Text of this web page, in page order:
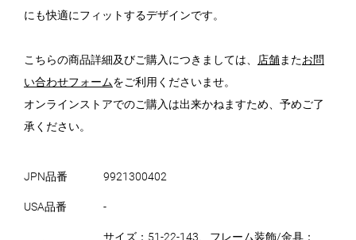
にも快適にフィットするデザインです。
こちらの商品詳細及びご購入につきましては、 店舗またお問
い合わせフォームをご利用くださいませ。
オンラインストアでのご購入は出来かねますため、予めご了
承ください。
JPN品番 9921300402
USA品番 -
サイズ：51-22-143、フレーム装飾/金具：